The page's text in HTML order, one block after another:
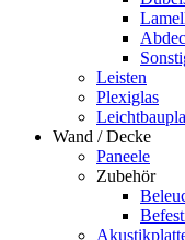
Leisten
Plexiglas
Wand / Decke
Paneele
Zubehör